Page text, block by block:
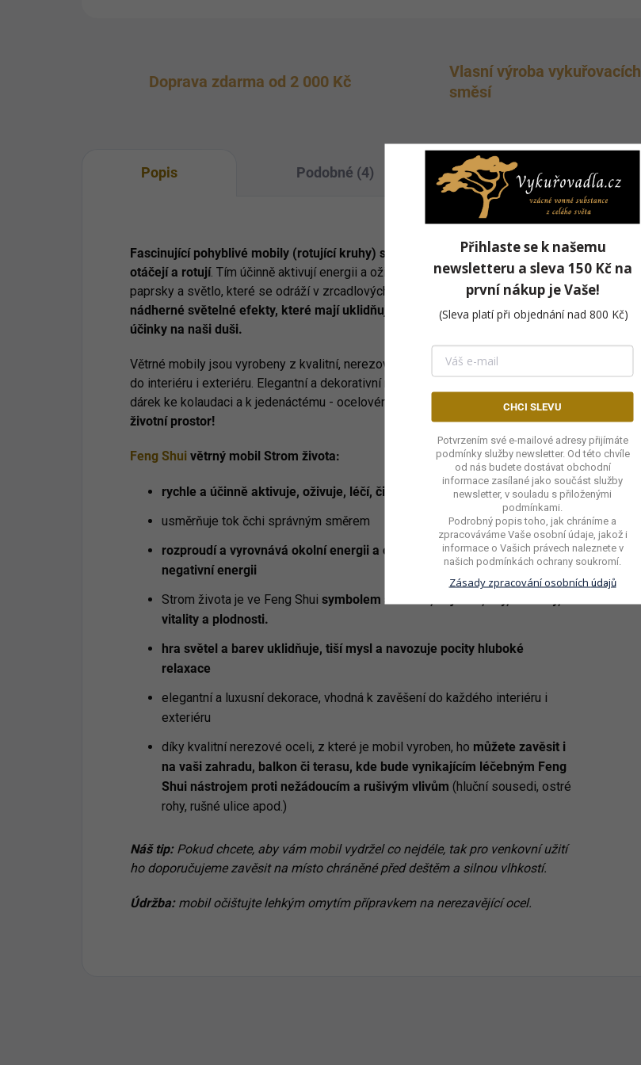
Doprava zdarma od 2 000 Kč
Vlasní výroba vykuřovacích
směsí
Popis Podobné (4) Videa (1)
Fascinující pohyblivé mobily (rotující kruhy) se za pomocí větru ve vzduchu
otáčejí a rotují. Tím účinně aktivují energii a oživují okolní prostor. Navíc sluneční
paprsky a světlo, které se odráží v zrcadlových nerez mřížkách,vytváří
nádherné světelné efekty, které mají uklidňující, povzbuzující a harmonizující
účinky na naši duši.
Větrné mobily jsou vyrobeny z kvalitní, nerezové oceli a jejich použití je vhodné
do interiéru i exteriéru. Elegantní a dekorativní mobily jsou ideální svatební dar,
dárek ke kolaudaci a k jedenáctému - ocelovému výročí svatby.
Zkrášlete si svůj
životní prostor!
Feng Shui větrný mobil Strom života:
rychle a účinně aktivuje, oživuje, léčí, čistí i harmonizuje okolní prostory
usměrňuje tok čchi správným směrem
rozproudí a vyrovnává okolní energii a odstraňuje nahromaděnou
negativní energii
Strom života je ve Feng Shui symbolem stvoření, hojnosti, síly, ochrany,
vitality a plodnosti.
hra světel a barev uklidňuje, tiší mysl a navozuje pocity hluboké
relaxace
elegantní a luxusní dekorace, vhodná k zavěšení do každého interiéru i
exteriéru
díky kvalitní nerezové oceli, z které je mobil vyroben, ho můžete zavěsit i
na vaši zahradu, balkon či terasu, kde bude vynikajícím léčebným Feng
Shui nástrojem proti nežádoucím a rušivým vlivům (hluční sousedi, ostré
rohy, rušné ulice apod.)
Náš tip:Pokud chcete, aby vám mobil vydržel co nejdéle, tak pro venkovní užití
ho doporučujeme zavěsit na místo chráněné před deštěm a silnou vlhkostí.
Údržba:mobil očištujte lehkým omytím přípravkem na nerezavějící ocel.
Přihlaste se k našemu
newsletteru a sleva 150 Kč na
první nákupje Vaše!
(Sleva platí při objednání nad 800 Kč)
CHCI SLEVU
Potvrzením své e-mailové adresy přijímáte
podmínky služby newsletter. Od této chvíle
od nás budete dostávat obchodní
informace zasílané jako součást služby
newsletter, v souladu s přiloženými
podmínkami.
Podrobný popis toho, jak chráníme a
zpracováváme Vaše osobní údaje, jakož i
informace o Vašich právech naleznete v
našich podmínkách ochrany soukromí.
Zásady zpracování osobních údajů